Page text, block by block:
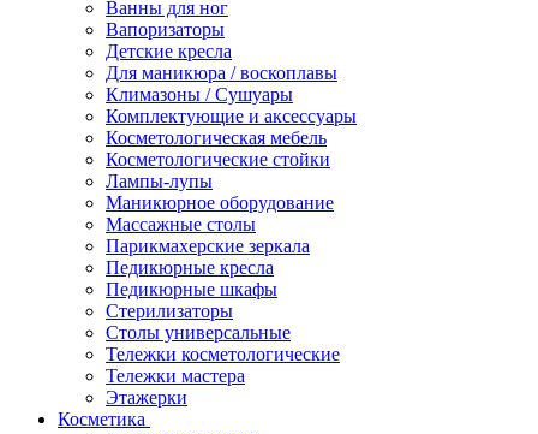
Ванны для ног
Вапоризаторы
Детские кресла
Для маникюра / воскоплавы
Климазоны / Сушуары
Комплектующие и аксессуары
Косметологическая мебель
Косметологические стойки
Лампы-лупы
Маникюрное оборудование
Массажные столы
Парикмахерские зеркала
Педикюрные кресла
Педикюрные шкафы
Стерилизаторы
Столы универсальные
Тележки косметологические
Тележки мастера
Этажерки
Косметика